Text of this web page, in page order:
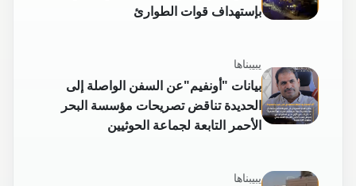
بإستهداف قوات الطوارئ
يبيبناها
بيانات "أونفيم"عن السفن الواصلة إلى
الحديدة تناقض تصريحات مؤسسة البحر
الأحمر التابعة لجماعة الحوثيين
يبيبناها